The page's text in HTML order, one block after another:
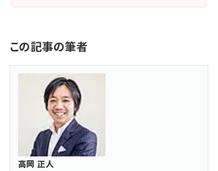
この記事の筆者
高岡 正人